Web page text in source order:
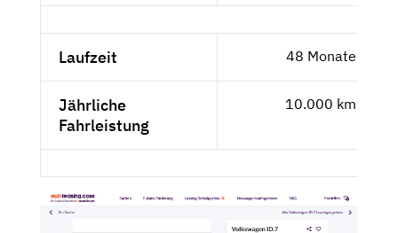
Laufzeit 48 Monate
Jährliche
Fahrleistung
10.000 km